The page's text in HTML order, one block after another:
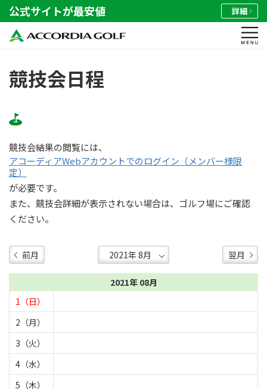
公式サイトが最安値 詳細
競技会日程
競技会結果の閲覧には、
アコーディアWebアカウントでのログイン（メンバー様限
定）
が必要です。
また、競技会詳細が表示されない場合は、ゴルフ場にご確認
ください。
前月 翌月
2021年 08月
1（日）
2（月）
3（火）
4（水）
5（木）